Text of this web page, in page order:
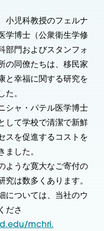
小児科教授のフェルナ
学博士（公衆衛生学修
部門およびスタンフォ
の同僚たちは、移民家
と幸福に関する研究を
た。
シャ・パテル医学博士
して学校で清潔で新鮮
スを促進するコストを
ました。
ような寛大なご寄付の
究は数多くあります。
については、当社のウ
ださ
mchri.